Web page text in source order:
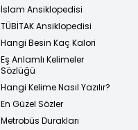
İslam Ansiklopedisi
TÜBİTAK Ansiklopedisi
Hangi Besin Kaç Kalori
Eş Anlamlı Kelimeler
Sözlüğü
Hangi Kelime Nasıl Yazılır?
En Güzel Sözler
Metrobüs Durakları